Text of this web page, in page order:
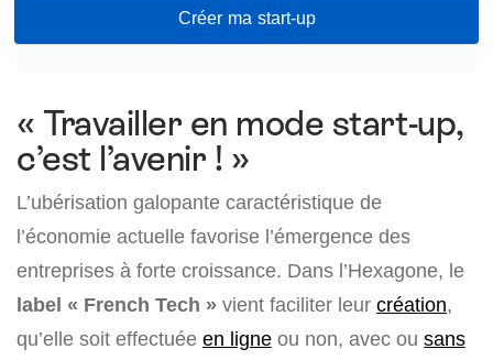
Créer ma start-up
« Travailler en mode start-up,
c’est l’avenir ! »
L’ubérisation galopante caractéristique de
l’économie actuelle favorise l’émergence des
entreprises à forte croissance. Dans l’Hexagone, le
label « French Tech » vient faciliter leur création,
qu’elle soit effectuée en ligne ou non, avec ou sans